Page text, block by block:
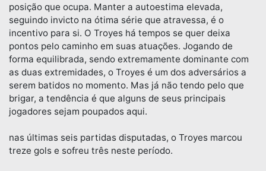
posição que ocupa. Manter a autoestima elevada,
seguindo invicto na ótima série que atravessa, é o
incentivo para si. O Troyes há tempos se quer deixa
pontos pelo caminho em suas atuações. Jogando de
forma equilibrada, sendo extremamente dominante com
as duas extremidades, o Troyes é um dos adversários a
serem batidos no momento. Mas já não tendo pelo que
brigar, a tendência é que alguns de seus principais
jogadores sejam poupados aqui.
nas últimas seis partidas disputadas, o Troyes marcou
treze gols e sofreu três neste período.